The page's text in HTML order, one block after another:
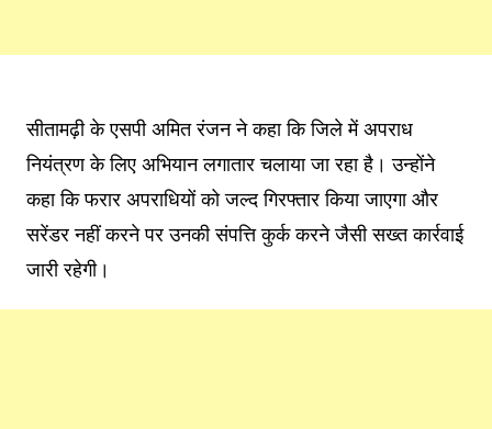
सीतामढ़ी के एसपी अमित रंजन ने कहा कि जिले में अपराध
नियंत्रण के लिए अभियान लगातार चलाया जा रहा है। उन्होंने
कहा कि फरार अपराधियों को जल्द गिरफ्तार किया जाएगा और
सरेंडर नहीं करने पर उनकी संपत्ति कुर्क करने जैसी सख्त कार्रवाई
जारी रहेगी।